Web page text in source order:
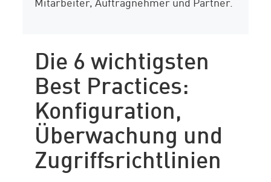
Die 6 wichtigsten
Best Practices:
Konfiguration,
Überwachung und
Zugriffsrichtlinien